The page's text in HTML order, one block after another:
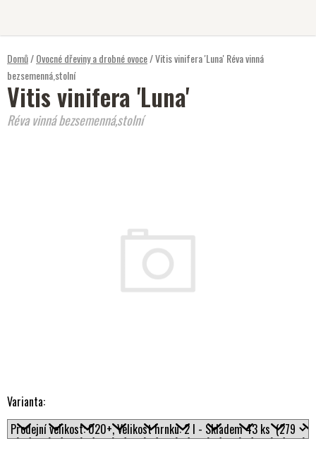
Domů/Ovocné dřeviny a drobné ovoce/Vitis vinifera 'Luna'Réva vinná
bezsemenná,stolní
Varianta:
Vitis vinifera 'Luna'
Réva vinná bezsemenná,stolní